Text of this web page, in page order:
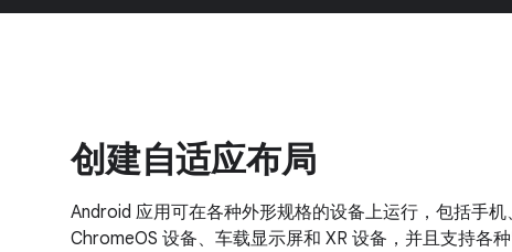
创建自适应布局
Android 应用可在各种外形规格的设备上运行，包括手机
ChromeOS 设备、车载显示屏和 XR 设备，并且支持各